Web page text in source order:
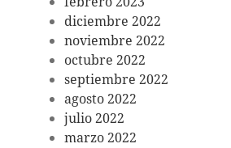
diciembre 2022
noviembre 2022
octubre 2022
septiembre 2022
agosto 2022
julio 2022
marzo 2022